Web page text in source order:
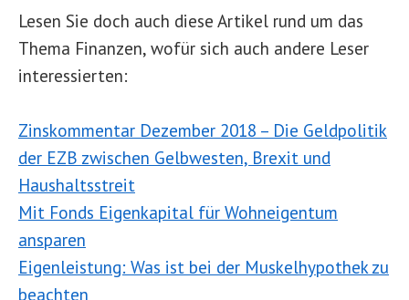
Lesen Sie doch auch diese Artikel rund um das
Thema Finanzen, wofür sich auch andere Leser
interessierten:
Zinskommentar Dezember 2018 – Die Geldpolitik
der EZB zwischen Gelbwesten, Brexit und
Haushaltsstreit
Mit Fonds Eigenkapital für Wohneigentum
ansparen
Eigenleistung: Was ist bei der Muskelhypothek zu
beachten